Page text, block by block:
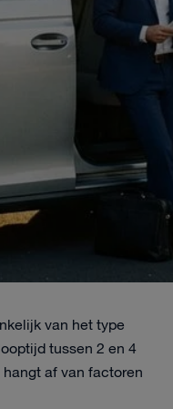
van het type
tussen 2 en 4
af van factoren